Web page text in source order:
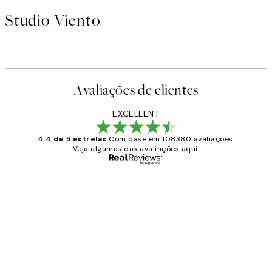
Studio Viento
Avaliações de clientes
EXCELLENT
4.4 de 5 estrelas Com base em 108380 avaliações.
Veja algumas das avaliações aqui.